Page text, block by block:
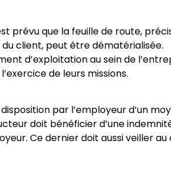
prévu que la feuille de route,
client, peut être dématérialisée.
d’exploitation au sein de
de leurs missions.
par l’employeur d’un
doit bénéficier d’une
Ce dernier doit aussi veiller au